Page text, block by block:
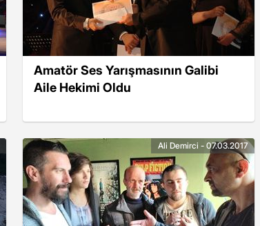
Amatör Ses Yarışmasının Galibi
Aile Hekimi Oldu
Ali Demirci - 07.03.2017